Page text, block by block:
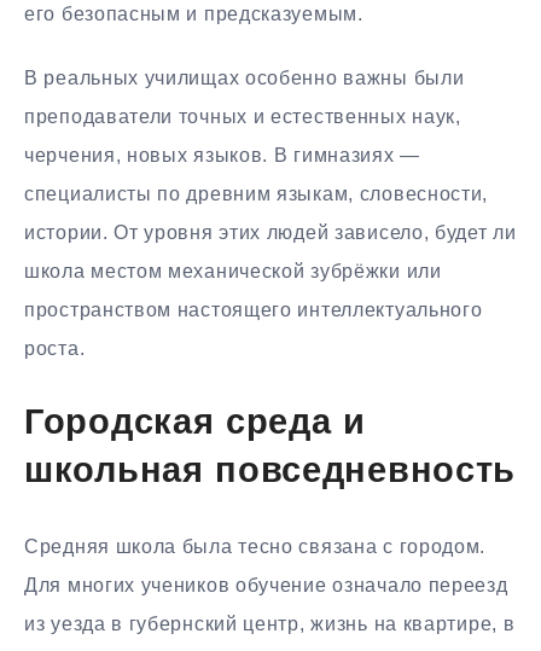
его безопасным и предсказуемым.
В реальных училищах особенно важны были
преподаватели точных и естественных наук,
черчения, новых языков. В гимназиях —
специалисты по древним языкам, словесности,
истории. От уровня этих людей зависело, будет ли
школа местом механической зубрёжки или
пространством настоящего интеллектуального
роста.
Городская среда и
школьная повседневность
Средняя школа была тесно связана с городом.
Для многих учеников обучение означало переезд
из уезда в губернский центр, жизнь на квартире, в